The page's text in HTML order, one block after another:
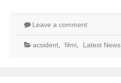
Leave a comment
acsident filmi Latest News